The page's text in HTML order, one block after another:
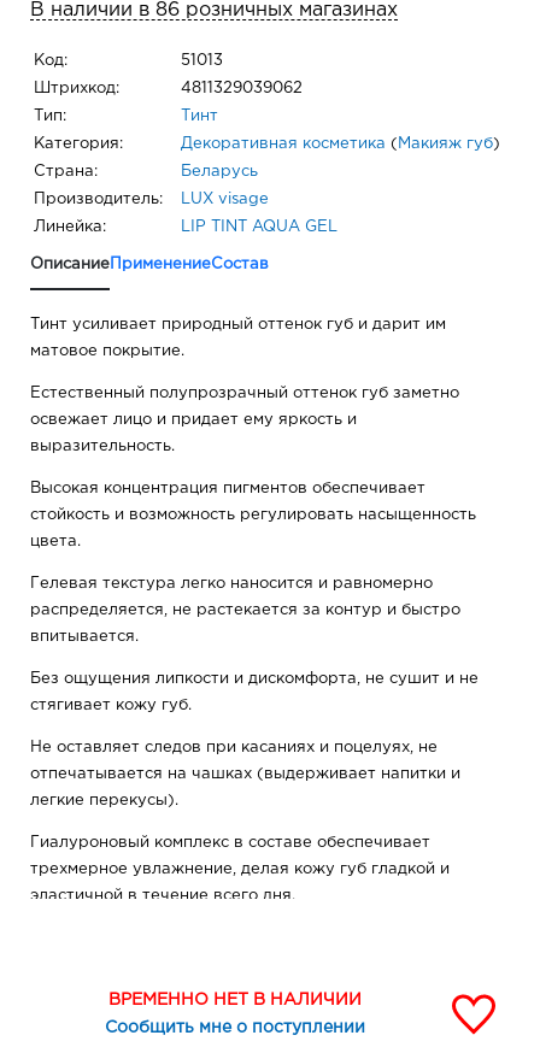
В наличии в 86 розничных магазинах
Код: 51013
Штрихкод: 4811329039062
Тип: Тинт
Категория: Декоративная косметика ( Макияж губ)
Страна: Беларусь
Производитель: LUX visage
Линейка: LIP TINT AQUA GEL
Описание ПрименениеСостав
Тинт усиливает природный оттенок губ и дарит им
матовое покрытие.
Естественный полупрозрачный оттенок губ заметно
освежает лицо и придает ему яркость и
выразительность.
Высокая концентрация пигментов обеспечивает
стойкость и возможность регулировать насыщенность
цвета.
Гелевая текстура легко наносится и равномерно
распределяется, не растекается за контур и быстро
впитывается.
Без ощущения липкости и дискомфорта, не сушит и не
стягивает кожу губ.
Не оставляет следов при касаниях и поцелуях, не
отпечатывается на чашках (выдерживает напитки и
легкие перекусы).
Гиалуроновый комплекс в составе обеспечивает
трехмерное увлажнение, делая кожу губ гладкой и
эластичной в течение всего дня.
прикосновений - гиалуроновый комплекс
ВРЕМЕННО НЕТ В НАЛИЧИИ
Сообщить мне о поступлении